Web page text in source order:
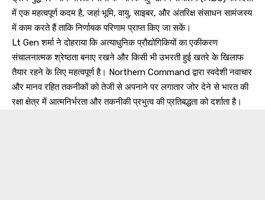
में एक महत्वपूर्ण कदम है, जहां भूमि, वायु, साइबर, और अंतरिक्ष संसाधन सामंजस्य
में काम करते हैं ताकि निर्णायक परिणाम प्राप्त किए जा सकें।
Lt Gen शर्मा ने दोहराया कि अत्याधुनिक प्रौद्योगिकियों का एकीकरण
संचालनात्मक श्रेष्ठता बनाए रखने और किसी भी उभरती हुई खतरे के खिलाफ
तैयार रहने के लिए महत्वपूर्ण है। Northern Command द्वारा स्वदेशी नवाचार
और मानव रहित तकनीकों को तेजी से अपनाने पर लगातार जोर देने से भारत की
रक्षा क्षेत्र में आत्मनिर्भरता और तकनीकी प्रभुत्व की प्रतिबद्धता को दर्शाता है।